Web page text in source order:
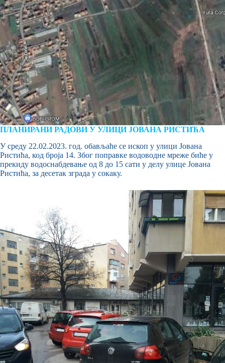
ПЛАНИРАНИ РАДОВИ У УЛИЦИ ЈОВАНА РИСТИЋА
У среду 22.02.2023. год. обављаће се ископ у улици Јована
Ристића, код броја 14. Због поправке водоводне мреже биће у
прекиду водоснабдевање од 8 до 15 сати у делу улице Јована
Ристића, за десетак зграда у сокаку.